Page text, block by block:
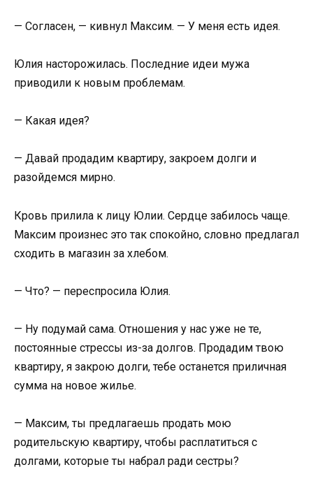
— Согласен, — кивнул Максим. — У меня есть идея.
Юлия насторожилась. Последние идеи мужа
приводили к новым проблемам.
— Какая идея?
— Давай продадим квартиру, закроем долги и
разойдемся мирно.
Кровь прилила к лицу Юлии. Сердце забилось чаще.
Максим произнес это так спокойно, словно предлагал
сходить в магазин за хлебом.
— Что? — переспросила Юлия.
— Ну подумай сама. Отношения у нас уже не те,
постоянные стрессы из-за долгов. Продадим твою
квартиру, я закрою долги, тебе останется приличная
сумма на новое жилье.
— Максим, ты предлагаешь продать мою
родительскую квартиру, чтобы расплатиться с
долгами, которые ты набрал ради сестры?